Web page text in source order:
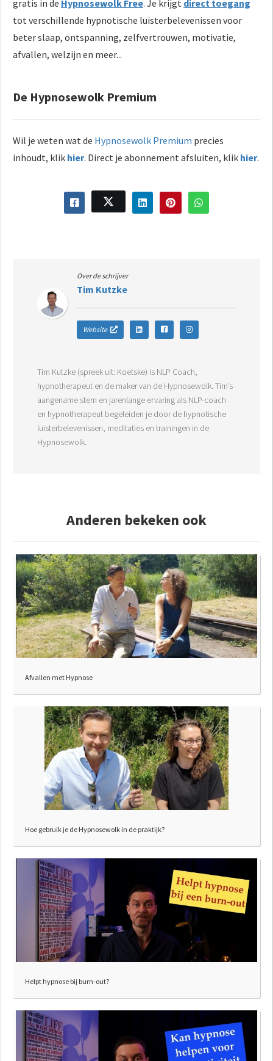
gratis in de Hypnosewolk Free. Je krijgt direct toegang
tot verschillende hypnotische luisterbelevenissen voor
beter slaap, ontspanning, zelfvertrouwen, motivatie,
afvallen, welzijn en meer...
De Hypnosewolk Premium
Wil je weten wat de Hypnosewolk Premium precies
inhoudt, klik hier. Direct je abonnement afsluiten, klik hier.
Over de schrijver
Tim Kutzke
Website
Tim Kutzke (spreek uit: Koetske) is NLP Coach,
hypnotherapeut en de maker van de Hypnosewolk. Tim’s
aangename stem en jarenlange ervaring als NLP-coach
en hypnotherapeut begeleiden je door de hypnotische
luisterbelevenissen, meditaties en trainingen in de
Hypnosewolk.
Anderen bekeken ook
Afvallen met Hypnose
Hoe gebruik je de Hypnosewolk in de praktijk?
Helpt hypnose bij burn-out?